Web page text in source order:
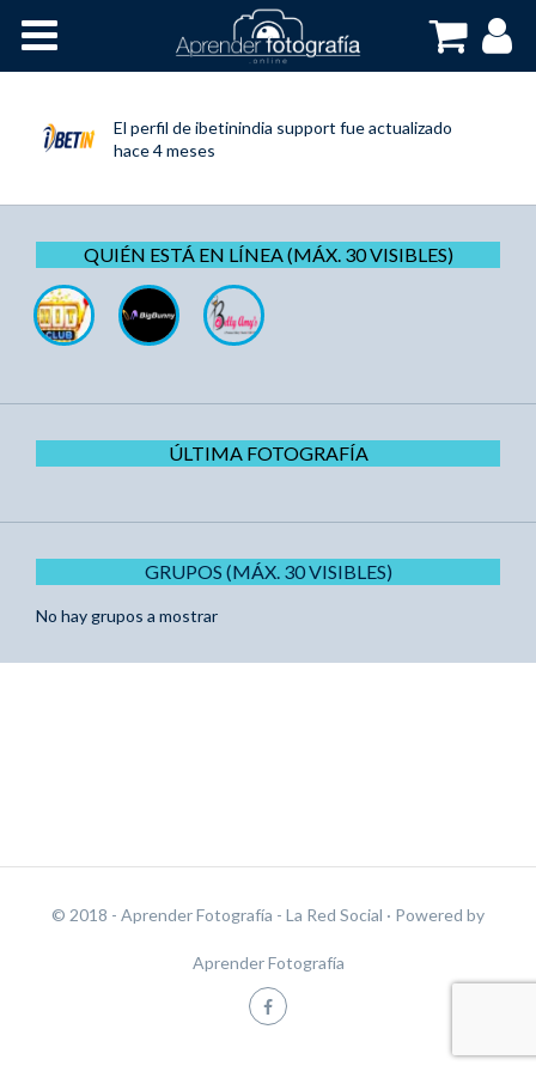
El perfil deibetinindia support fue actualizado
hace 4 meses
QUIÉN ESTÁ EN LÍNEA (MÁX. 30 VISIBLES)
ÚLTIMA FOTOGRAFÍA
GRUPOS (MÁX. 30 VISIBLES)
No hay grupos a mostrar
© 2018 - Aprender Fotografía - La Red Social · Powered by
Aprender Fotografía